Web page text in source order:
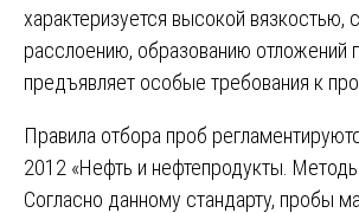
характеризуется высокой вязкостью,
расслоению, образованию отложений
предъявляет особые требования к
Правила отбора проб
2012 «Нефть и нефтепродукты.
Согласно данному стандарту, пробы